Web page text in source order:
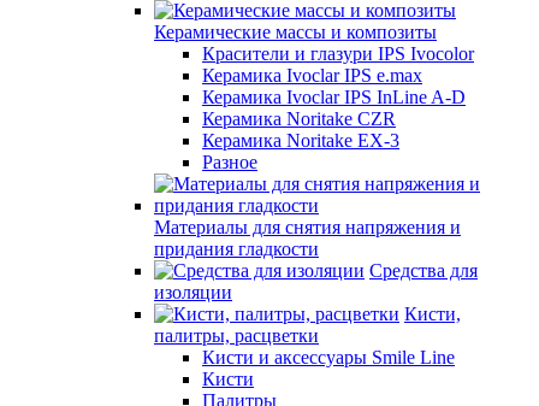
Керамические массы и композиты
Красители и глазури IPS Ivocolor
Керамика Ivoclar IPS e.max
Керамика Ivoclar IPS InLine A-D
Керамика Noritake CZR
Керамика Noritake EX-3
Разное
Материалы для снятия напряжения и
придания гладкости
Средства для
изоляции
Кисти,
палитры, расцветки
Кисти и аксессуары Smile Line
Кисти
Палитры